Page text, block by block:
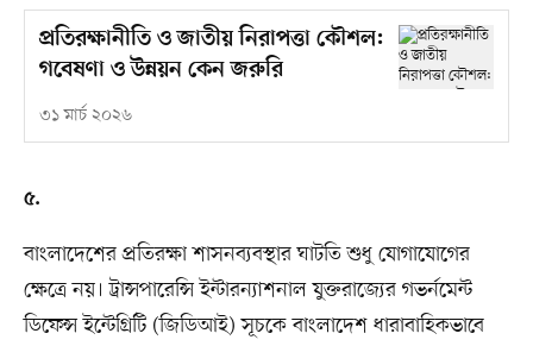
প্রতিরক্ষানীতি ও জাতীয় নিরাপত্তা কৌশল:
গবেষণা ও উন্নয়ন কেন জরুরি
৩১ মার্চ ২০২৬
৫.
বাংলাদেশের প্রতিরক্ষা শাসনব্যবস্থার ঘাটতি শুধু যোগাযোগের
ক্ষেত্রে নয়। ট্রান্সপারেন্সি ইন্টারন্যাশনাল যুক্তরাজ্যের গভর্নমেন্ট
ডিফেন্স ইন্টেগ্রিটি (জিডিআই) সূচকে বাংলাদেশ ধারাবাহিকভাবে